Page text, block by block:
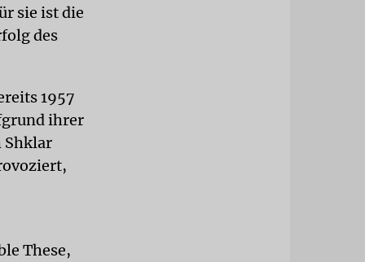
sie ist die
des
1957
ihrer
Shklar
These,